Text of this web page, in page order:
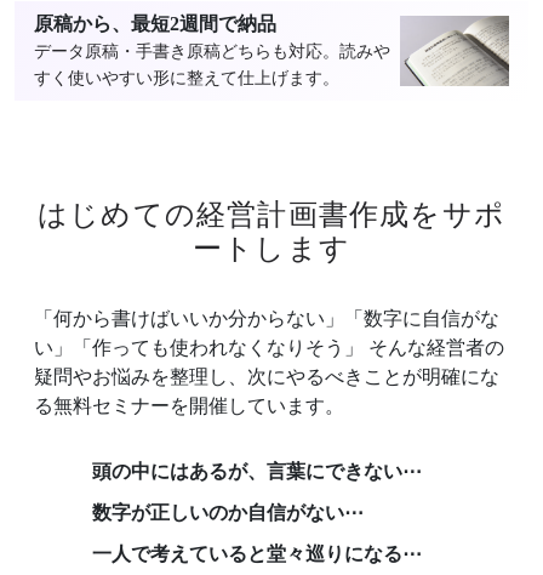
原稿から、最短2週間で納品
データ原稿・手書き原稿どちらも対応。読みや
すく使いやすい形に整えて仕上げます。
はじめての経営計画書作成をサポ
ートします
「何から書けばいいか分からない」「数字に自信がな
い」「作っても使われなくなりそう」 そんな経営者の
疑問やお悩みを整理し、次にやるべきことが明確にな
る無料セミナーを開催しています。
頭の中にはあるが、言葉にできない⋯
数字が正しいのか自信がない⋯
一人で考えていると堂々巡りになる⋯